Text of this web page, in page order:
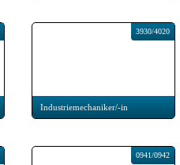
3930/4020
Industriemechaniker/-in
0941/0942